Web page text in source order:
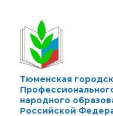
Тюменская
народного
Российской